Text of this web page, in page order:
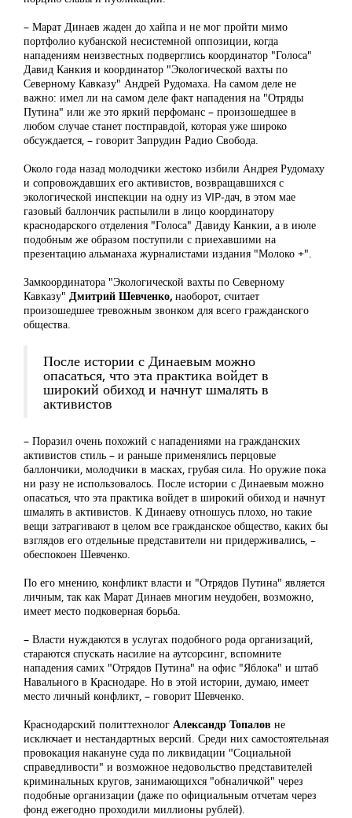
– Марат Динаев жаден до хайпа и не мог пройти мимо
портфолио кубанской несистемной оппозиции, когда
нападениям неизвестных подверглись координатор "Голоса"
Давид Канкия и координатор "Экологической вахты по
Северному Кавказу" Андрей Рудомаха. На самом деле не
важно: имел ли на самом деле факт нападения на "Отряды
Путина" или же это яркий перфоманс – произошедшее в
любом случае станет постправдой, которая уже широко
обсуждается, – говорит Запрудин Радио Свобода.
Около года назад молодчики жестоко избили Андрея Рудомаху
и сопровождавших его активистов, возвращавшихся с
экологической инспекции на одну из VIP-дач, в этом мае
газовый баллончик распылили в лицо координатору
краснодарского отделения "Голоса" Давиду Канкии, а в июле
подобным же образом поступили с приехавшими на
презентацию альманаха журналистами издания "Молоко +".
Замкоординатора "Экологической вахты по Северному
Кавказу" Дмитрий Шевченко, наоборот, считает
произошедшее тревожным звонком для всего гражданского
общества.
После истории с Динаевым можно
опасаться, что эта практика войдет в
широкий обиход и начнут шмалять в
активистов
– Поразил очень похожий с нападениями на гражданских
активистов стиль – и раньше применялись перцовые
баллончики, молодчики в масках, грубая сила. Но оружие пока
ни разу не использовалось. После истории с Динаевым можно
опасаться, что эта практика войдет в широкий обиход и начнут
шмалять в активистов. К Динаеву отношусь плохо, но такие
вещи затрагивают в целом все гражданское общество, каких бы
взглядов его отдельные представители ни придерживались, –
обеспокоен Шевченко.
По его мнению, конфликт власти и "Отрядов Путина" является
личным, так как Марат Динаев многим неудобен, возможно,
имеет место подковерная борьба.
– Власти нуждаются в услугах подобного рода организаций,
стараются спускать насилие на аутсорсинг, вспомните
нападения самих "Отрядов Путина" на офис "Яблока" и штаб
Навального в Краснодаре. Но в этой истории, думаю, имеет
место личный конфликт, – говорит Шевченко.
Краснодарский политтехнолог Александр Топалов не
исключает и нестандартных версий. Среди них самостоятельная
провокация накануне суда по ликвидации "Социальной
справедливости" и возможное недовольство представителей
криминальных кругов, занимающихся "обналичкой" через
подобные организации (даже по официальным отчетам через
фонд ежегодно проходили миллионы рублей).